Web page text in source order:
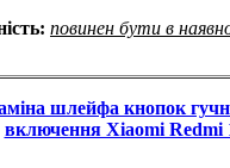
повинен бути в
шлейфа кнопок
включення Xiaomi Redmi